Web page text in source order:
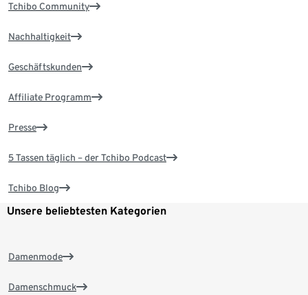
Tchibo Community
Nachhaltigkeit
Geschäftskunden
Affiliate Programm
Presse
5 Tassen täglich – der Tchibo Podcast
Tchibo Blog
Unsere beliebtesten Kategorien
Damenmode
Damenschmuck